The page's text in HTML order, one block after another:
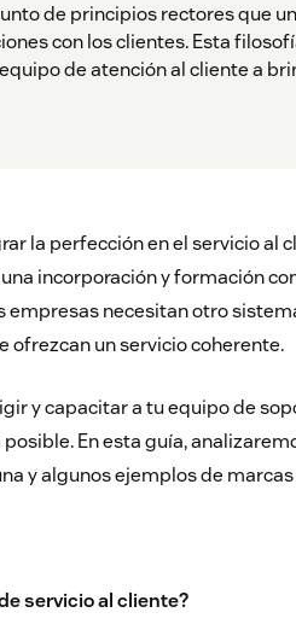
de principios rectores que
con los clientes. Esta
de atención al cliente a
la perfección en el servicio al
incorporación y formación
necesitan otro
un servicio coherente.
y capacitar a tu equipo de
En esta guía,
y algunos ejemplos de
servicio al cliente?